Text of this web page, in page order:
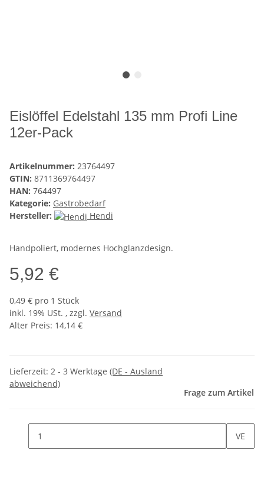
Eislöffel Edelstahl 135 mm Profi Line
12er-Pack
Artikelnummer: 23764497
GTIN: 8711369764497
HAN: 764497
Kategorie: Gastrobedarf
Hersteller:
Hendi
Handpoliert, modernes Hochglanzdesign.
5,92 €
0,49 € pro 1 Stück
inkl. 19% USt. , zzgl. Versand
Alter Preis: 14,14 €
Lieferzeit: 2 - 3 Werktage (DE - Ausland
abweichend)
Frage zum Artikel
VE